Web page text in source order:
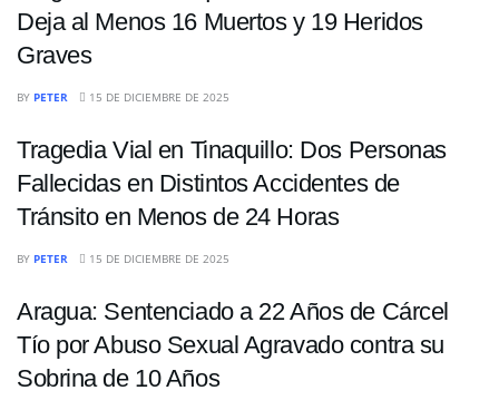
Deja al Menos 16 Muertos y 19 Heridos
Graves
BY PETER 15 DE DICIEMBRE DE 2025
Tragedia Vial en Tinaquillo: Dos Personas
Fallecidas en Distintos Accidentes de
Tránsito en Menos de 24 Horas
BY PETER 15 DE DICIEMBRE DE 2025
Aragua: Sentenciado a 22 Años de Cárcel
Tío por Abuso Sexual Agravado contra su
Sobrina de 10 Años